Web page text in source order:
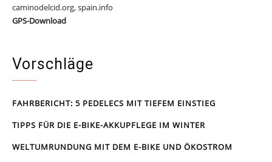
caminodelcid.org, spain.info
GPS-Download
Vorschläge
FAHRBERICHT: 5 PEDELECS MIT TIEFEM EINSTIEG
TIPPS FÜR DIE E-BIKE-AKKUPFLEGE IM WINTER
WELTUMRUNDUNG MIT DEM E-BIKE UND ÖKOSTROM